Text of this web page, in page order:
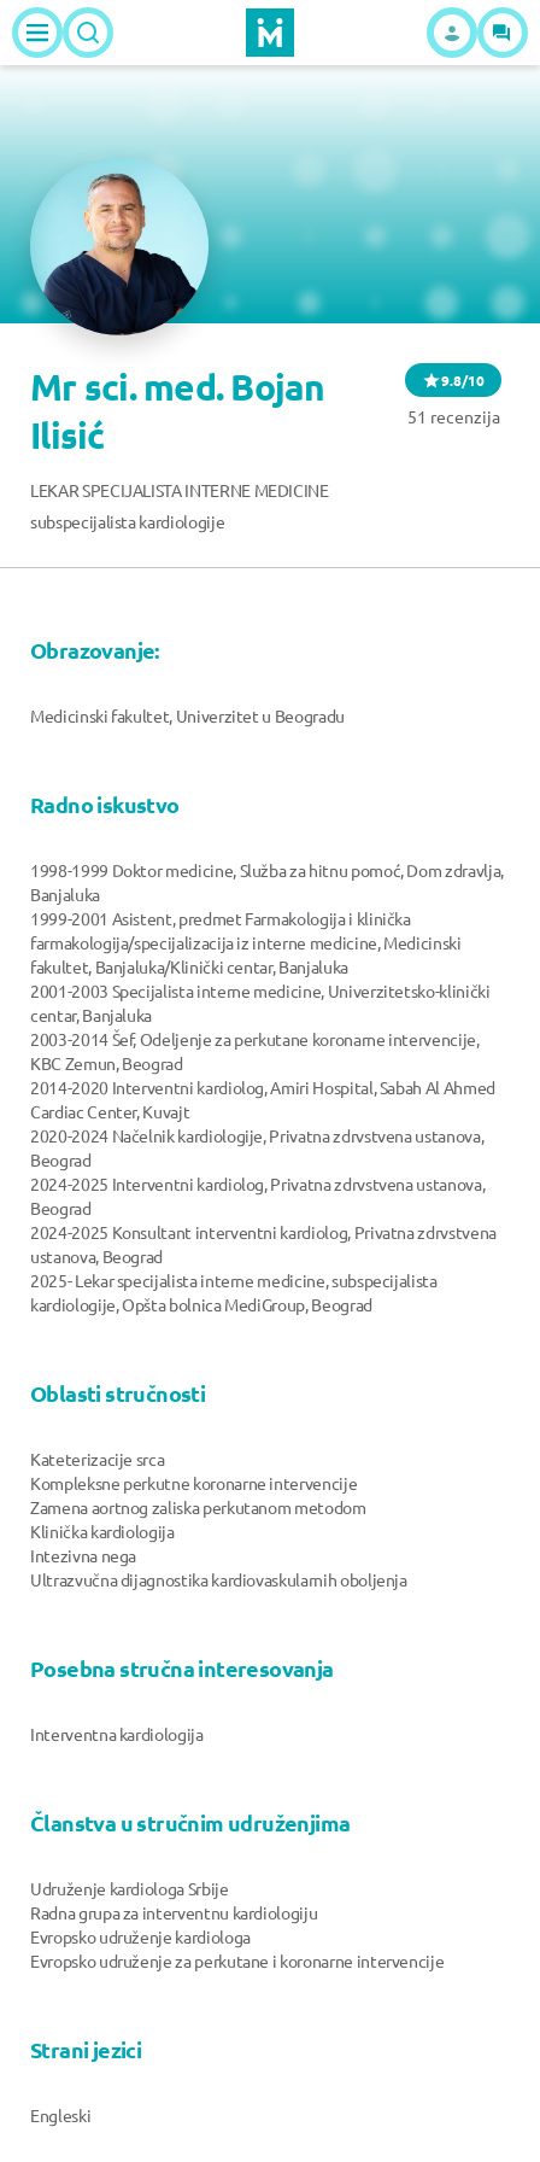
Mr sci. med. Bojan
Ilisić
9.8/10
51 recenzija
LEKAR SPECIJALISTA INTERNE MEDICINE
subspecijalista kardiologije
Obrazovanje:
Medicinski fakultet, Univerzitet u Beogradu
Radno iskustvo
1998-1999 Doktor medicine, Služba za hitnu pomoć, Dom zdravlja,
Banjaluka
1999-2001 Asistent, predmet Farmakologija i klinička
farmakologija/specijalizacija iz interne medicine, Medicinski
fakultet, Banjaluka/Klinički centar, Banjaluka
2001-2003 Specijalista interne medicine, Univerzitetsko-klinički
centar, Banjaluka
2003-2014 Šef, Odeljenje za perkutane koronarne intervencije,
KBC Zemun, Beograd
2014-2020 Interventni kardiolog, Amiri Hospital, Sabah Al Ahmed
Cardiac Center, Kuvajt
2020-2024 Načelnik kardiologije, Privatna zdrvstvena ustanova,
Beograd
2024-2025 Interventni kardiolog, Privatna zdrvstvena ustanova,
Beograd
2024-2025 Konsultant interventni kardiolog, Privatna zdrvstvena
ustanova, Beograd
2025- Lekar specijalista interne medicine, subspecijalista
kardiologije, Opšta bolnica MediGroup, Beograd
Oblasti stručnosti
Kateterizacije srca
Kompleksne perkutne koronarne intervencije
Zamena aortnog zaliska perkutanom metodom
Klinička kardiologija
Intezivna nega
Ultrazvučna dijagnostika kardiovaskularnih oboljenja
Posebna stručna interesovanja
Interventna kardiologija
Članstva u stručnim udruženjima
Udruženje kardiologa Srbije
Radna grupa za interventnu kardiologiju
Evropsko udruženje kardiologa
Evropsko udruženje za perkutane i koronarne intervencije
Strani jezici
Engleski